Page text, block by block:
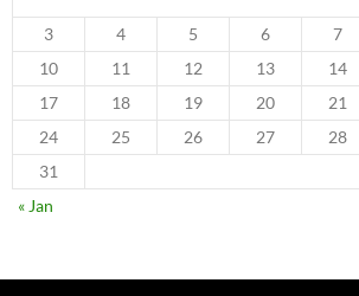
3
4 5 6 7
10
11 12 13 14
17
18 19 20 21
24
25 26 27 28
31
« Jan